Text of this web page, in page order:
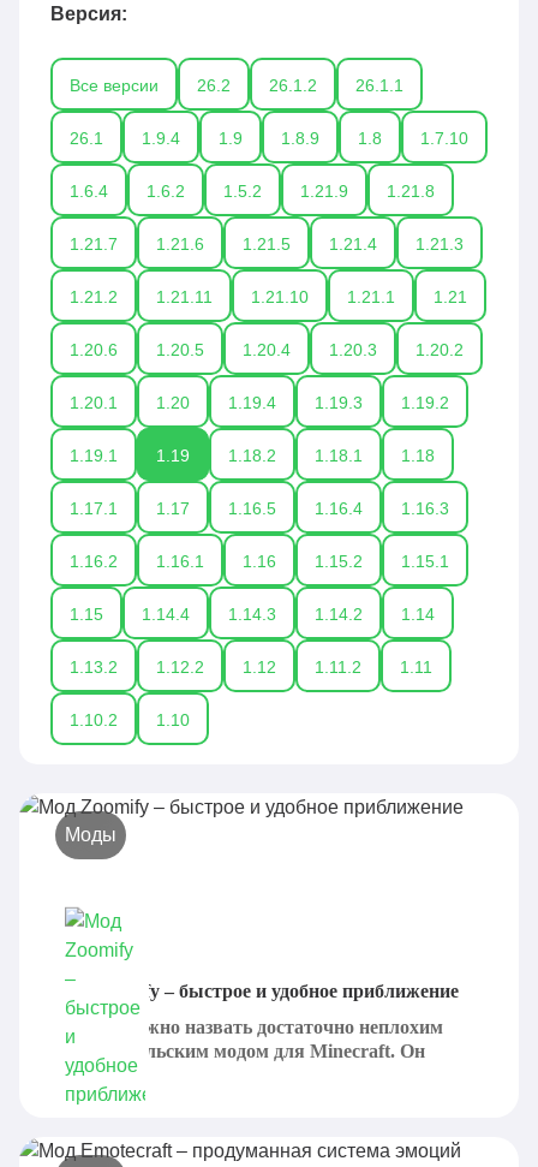
Версия:
Все версии 26.2 26.1.2 26.1.1
26.1 1.9.4 1.9 1.8.9 1.8 1.7.10
1.6.4 1.6.2 1.5.2 1.21.9 1.21.8
1.21.7 1.21.6 1.21.5 1.21.4 1.21.3
1.21.2 1.21.11 1.21.10 1.21.1 1.21
1.20.6 1.20.5 1.20.4 1.20.3 1.20.2
1.20.1 1.20 1.19.4 1.19.3 1.19.2
1.19.1 1.19 1.18.2 1.18.1 1.18
1.17.1 1.17 1.16.5 1.16.4 1.16.3
1.16.2 1.16.1 1.16 1.15.2 1.15.1
1.15 1.14.4 1.14.3 1.14.2 1.14
1.13.2 1.12.2 1.12 1.11.2 1.11
1.10.2 1.10
Моды
Мод Zoomify – быстрое и удобное приближение
Zoomify можно назвать достаточно неплохим
пользовательским модом для Minecraft. Он
призван...